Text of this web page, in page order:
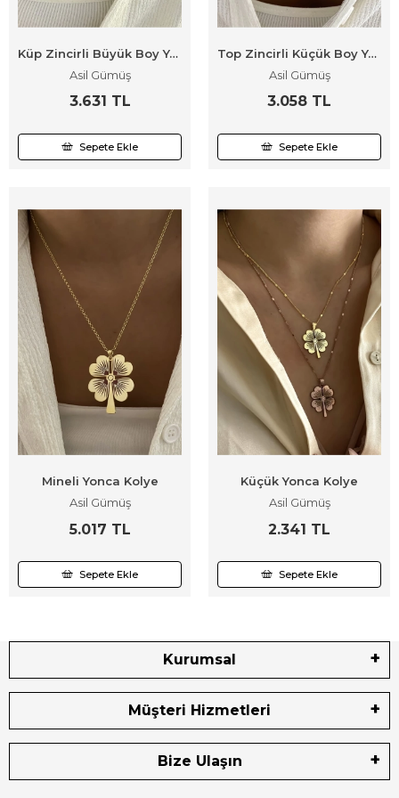
Küp Zincirli Büyük Boy Yonca Kolye
Asil Gümüş
3.631 TL
Sepete Ekle
Top Zincirli Küçük Boy Yonca Kolye
Asil Gümüş
3.058 TL
Sepete Ekle
Mineli Yonca Kolye
Asil Gümüş
5.017 TL
Sepete Ekle
Küçük Yonca Kolye
Asil Gümüş
2.341 TL
Sepete Ekle
Kurumsal
Müşteri Hizmetleri
Bize Ulaşın